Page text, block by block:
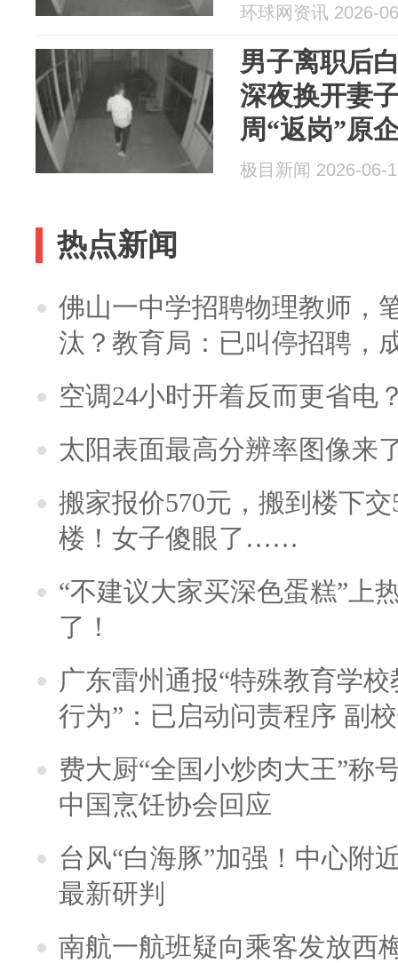
锡块13.1公斤
环球网资讯 2026-
男子离职后
深夜换开妻
周“返岗”原
锡块13.1公
极目新闻 2026-06-
热点新闻
佛山一中学招聘物理教师，
汰？教育局：已叫停招聘，
空调24小时开着反而更省电
太阳表面最高分辨率图像来
搬家报价570元，搬到楼下
楼！女子傻眼了……
“不建议大家买深色蛋糕”上
了！
广东雷州通报“特殊教育学
行为”：已启动问责程序 副
费大厨“全国小炒肉大王”称
中国烹饪协会回应
台风“白海豚”加强！中心附
最新研判
南航一航班疑向乘客发放西